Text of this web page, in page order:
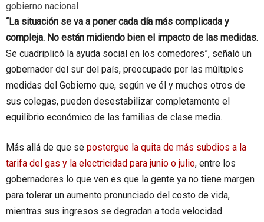
gobierno nacional
“La situación se va a poner cada día más complicada y
compleja. No están midiendo bien el impacto de las medidas.
Se cuadriplicó la ayuda social en los comedores”, señaló un
gobernador del sur del país, preocupado por las múltiples
medidas del Gobierno que, según ve él y muchos otros de
sus colegas, pueden desestabilizar completamente el
equilibrio económico de las familias de clase media.
Más allá de que se postergue la quita de más subdios a la
tarifa del gas y la electricidad para junio o julio, entre los
gobernadores lo que ven es que la gente ya no tiene margen
para tolerar un aumento pronunciado del costo de vida,
mientras sus ingresos se degradan a toda velocidad.